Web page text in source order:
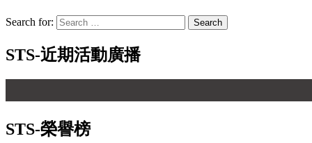
Search for:
STS-近期活動廣播
STS-榮譽榜